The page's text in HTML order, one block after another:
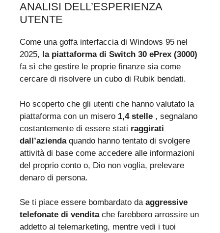
ANALISI DELL’ESPERIENZA
UTENTE
Come una goffa interfaccia di Windows 95 nel
2025, la piattaforma di Switch 30 ePrex (3000)
fa sì che gestire le proprie finanze sia come
cercare di risolvere un cubo di Rubik bendati.
Ho scoperto che gli utenti che hanno valutato la
piattaforma con un misero 1,4 stelle , segnalano
costantemente di essere stati raggirati
dall’aziendaquando hanno tentato di svolgere
attività di base come accedere alle informazioni
del proprio conto o, Dio non voglia, prelevare
denaro di persona.
Se ti piace essere bombardato da aggressive
telefonate di venditache farebbero arrossire un
addetto al telemarketing, mentre vedi i tuoi